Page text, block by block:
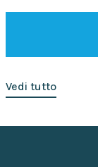
Vedi tutto